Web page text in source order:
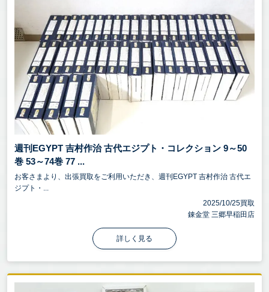
週刊EGYPT 吉村作治 古代エジプト・コレクション 9～50
巻 53～74巻 77 ...
お客さまより、出張買取をご利用いただき、週刊EGYPT 吉村作治 古代エ
ジプト・...
2025/10/25買取
錬金堂 三郷早稲田店
詳しく見る